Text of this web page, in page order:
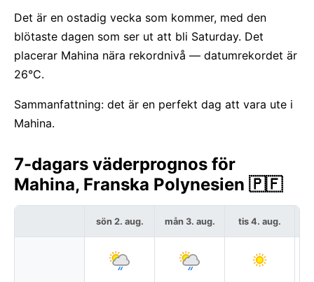
Det är en ostadig vecka som kommer, med den
blötaste dagen som ser ut att bli Saturday. Det
placerar Mahina nära rekordnivå — datumrekordet är
26°C.
Sammanfattning: det är en perfekt dag att vara ute i
Mahina.
7-dagars väderprognos för
Mahina, Franska Polynesien 🇵🇫
sön 2. aug. mån 3. aug. tis 4. aug.